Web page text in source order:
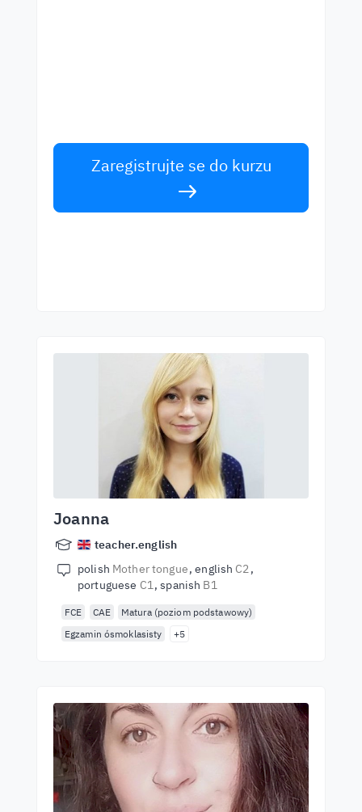
Zaregistrujte se do kurzu
Joanna
teacher.english
polish Mother tongue english C2
portuguese C1 spanish B1
FCE CAE
Matura (poziom podstawowy)
Egzamin ósmoklasisty
+5